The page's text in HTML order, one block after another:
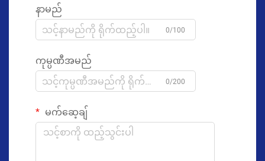
နာမည်
0/100
ကုမ္ပဏီအမည်
0/200
မက်ဆေ့ချ်